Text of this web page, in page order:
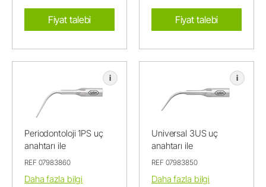
Fiyat talebi Fiyat talebi
i
Periodontoloji 1PS uç
anahtarı ile
REF 07983860
Daha fazla bilgi
i
Universal 3US uç
anahtarı ile
REF 07983850
Daha fazla bilgi